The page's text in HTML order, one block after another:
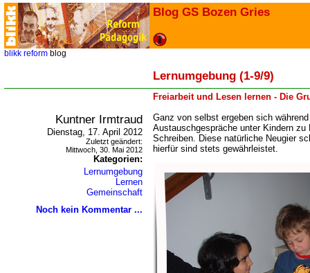
Blog GS Bozen Gries
blikk reform blog
Lernumgebung (1-9/9)
Freiarbeit und Lesen lernen - Die
Kuntner Irmtraud
Dienstag, 17. April 2012
Zuletzt geändert:
Mittwoch, 30. Mai 2012
Kategorien:
Lernumgebung
Lernen
Gemeinschaft
Noch kein Kommentar ...
Ganz von selbst ergeben sich
Austauschgespräche unter Kindern
Schreiben. Diese natürliche Neugier
hierfür sind stets gewährleistet.